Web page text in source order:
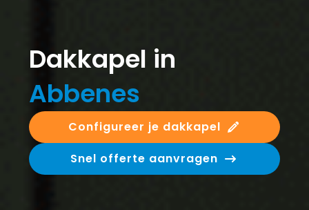
Dakkapel in
Abbenes
Configureer je dakkapel
Snel offerte aanvragen